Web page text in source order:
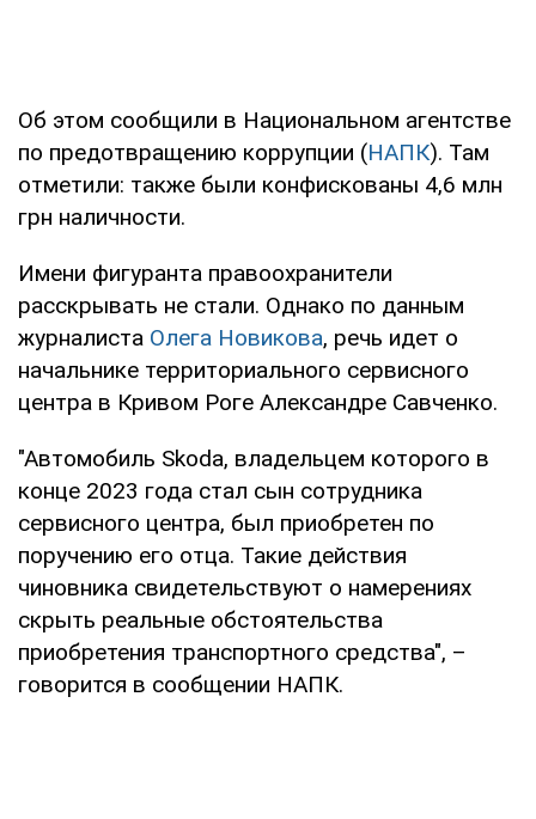
Об этом сообщили в Национальном агентстве
по предотвращению коррупции (НАПК). Там
отметили: также были конфискованы 4,6 млн
грн наличности.
Имени фигуранта правоохранители
расскрывать не стали. Однако по данным
журналиста Олега Новикова, речь идет о
начальнике территориального сервисного
центра в Кривом Роге Александре Савченко.
"Автомобиль Skoda, владельцем которого в
конце 2023 года стал сын сотрудника
сервисного центра, был приобретен по
поручению его отца. Такие действия
чиновника свидетельствуют о намерениях
скрыть реальные обстоятельства
приобретения транспортного средства", –
говорится в сообщении НАПК.